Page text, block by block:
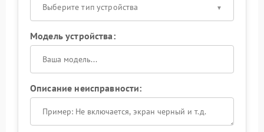
Выберите тип устройства
Модель устройства:
Описание неисправности: